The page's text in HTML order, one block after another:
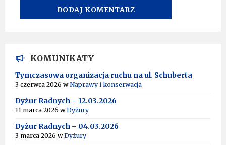
T
E
R
N
T
I
E
:
KOMUNIKATY
Tymczasowa organizacja ruchu na ul. Schuberta
3 czerwca 2026 wNaprawy i konserwacja
Dyżur Radnych – 12.03.2026
11 marca 2026 wDyżury
Dyżur Radnych – 04.03.2026
3 marca 2026 wDyżury